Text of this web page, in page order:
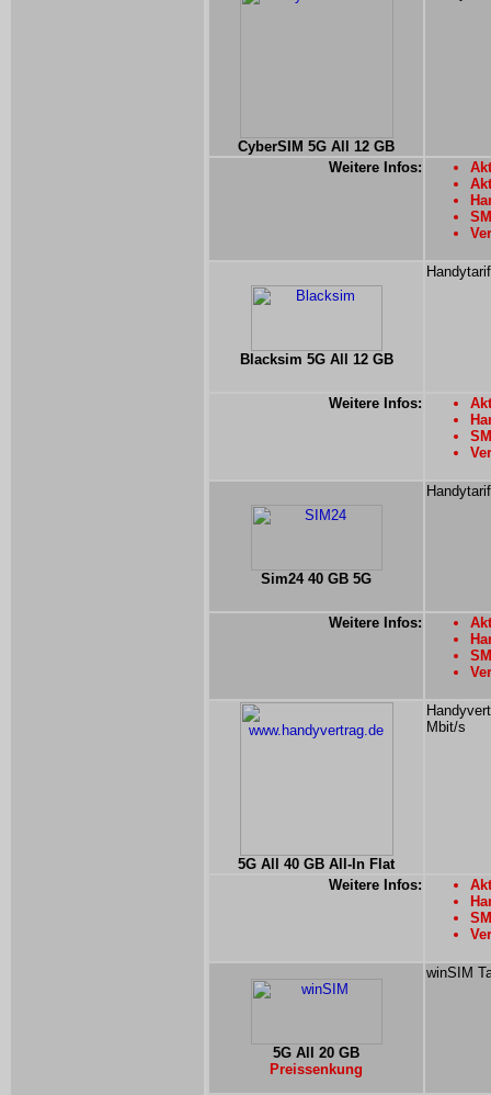
CyberSIM 5G All 12 GB
Weitere Infos:
Blacksim 5G All 12 GB
Weitere Infos:
Sim24 40 GB 5G
Weitere Infos:
5G All 40 GB All-In Flat
Mbit/s
Weitere Infos:
5G All 20 GB
Preissenkung
winSIM